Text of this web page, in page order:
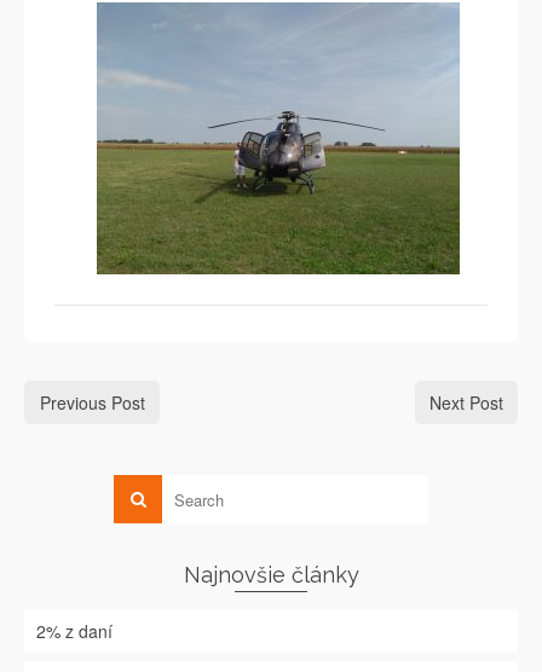
Previous Post Next Post
Najnovšie články
2% z daní